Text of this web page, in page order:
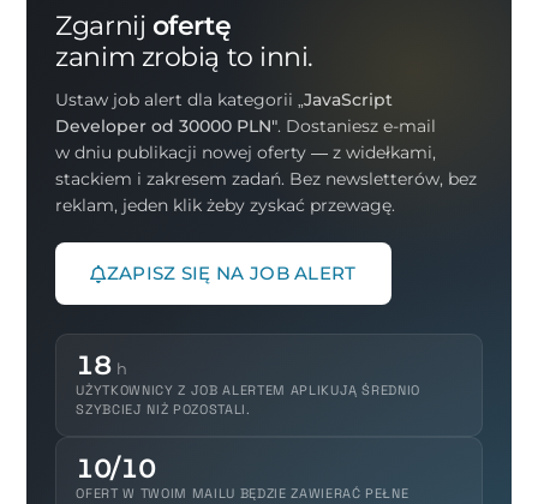
Zgarnij ofertę
zanim zrobią to inni.
Ustaw job alert dla kategorii„JavaScript
Developer od 30000 PLN". Dostaniesz e-mail
w dniu publikacji nowej oferty — z widełkami,
stackiem i zakresem zadań. Bez newsletterów, bez
reklam, jeden klik żeby zyskać przewagę.
ZAPISZ SIĘ NA JOB ALERT
18 h
UŻYTKOWNICY Z JOB ALERTEM APLIKUJĄ ŚREDNIO
SZYBCIEJ NIŻ POZOSTALI.
10/10
OFERT W TWOIM MAILU BĘDZIE ZAWIERAĆ PEŁNE